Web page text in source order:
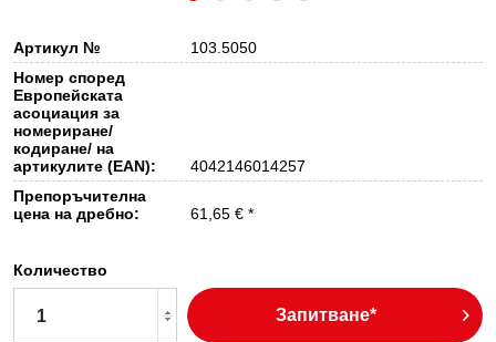
Артикул №
103.5050
Номер според
Европейската
асоциация за
номериране/
кодиране/ на
артикулите (EAN):
4042146014257
Препоръчителна
цена на дребно:
61,65 € *
Количество
Запитване*